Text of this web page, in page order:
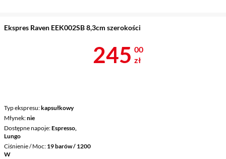
Ekspres Raven EEK002SB 8,3cm szerokości
Typ ekspresu kapsułkowy
Młynek nie
Dostępne napoje Espresso,
Lungo
Ciśnienie / Moc 19 barów / 1200
W
Cena 245 zł
245 00
zł